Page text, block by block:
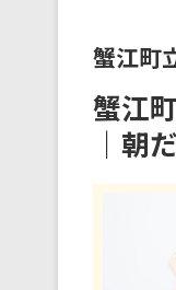
蟹江町
蟹江
｜朝